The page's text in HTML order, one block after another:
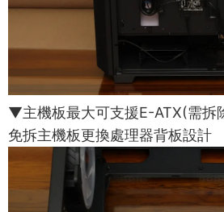
▼主機板最大可支援E-ATX(需拆
免拆主機板更換處理器背板設計